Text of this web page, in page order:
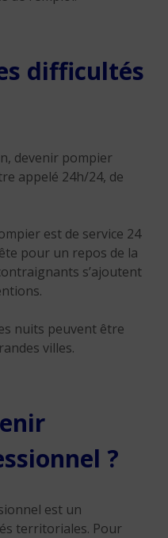
difficultés
devenir pompier
appelé 24h/24, de
est de service 24
pour un repos de la
s’ajoutent
nuits peuvent être
villes.
?
est un
territoriales. Pour